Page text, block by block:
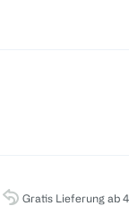
Gratis Lieferung ab